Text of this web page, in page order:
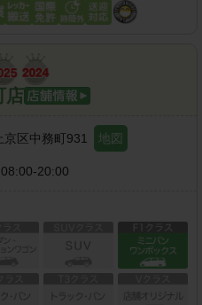
店
京区中務町931 地図
08:00-20:00